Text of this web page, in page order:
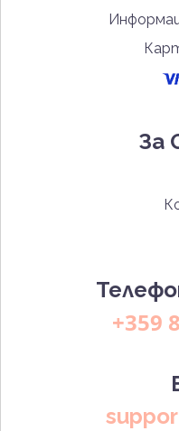
За
+359